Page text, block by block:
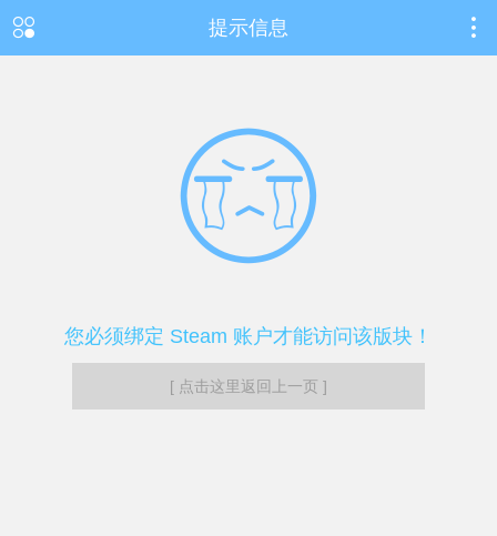
提示信息
您必须绑定 Steam 账户才能访问该版块！
[ 点击这里返回上一页 ]